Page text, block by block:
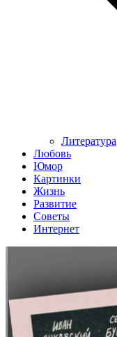
Литература
Любовь
Юмор
Картинки
Жизнь
Развитие
Советы
Интернет